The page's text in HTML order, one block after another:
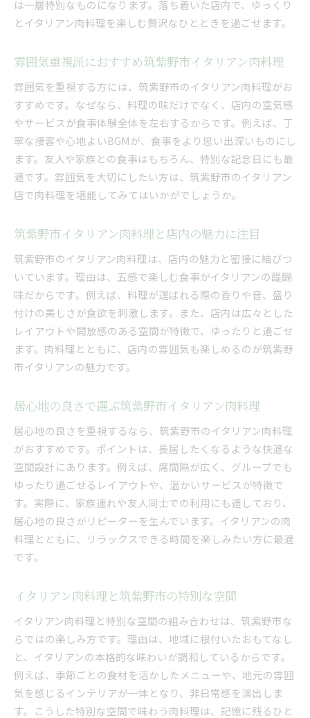
は一層特別なものになります。落ち着いた店内で、ゆっくり
とイタリアン肉料理を楽しむ贅沢なひとときを過ごせます。
雰囲気重視派におすすめ筑紫野市イタリアン肉料理
雰囲気を重視する方には、筑紫野市のイタリアン肉料理がお
すすめです。なぜなら、料理の味だけでなく、店内の空気感
やサービスが食事体験全体を左右するからです。例えば、丁
寧な接客や心地よいBGMが、食事をより思い出深いものにし
ます。友人や家族との食事はもちろん、特別な記念日にも最
適です。雰囲気を大切にしたい方は、筑紫野市のイタリアン
店で肉料理を堪能してみてはいかがでしょうか。
筑紫野市イタリアン肉料理と店内の魅力に注目
筑紫野市のイタリアン肉料理は、店内の魅力と密接に結びつ
いています。理由は、五感で楽しむ食事がイタリアンの醍醐
味だからです。例えば、料理が運ばれる際の香りや音、盛り
付けの美しさが食欲を刺激します。また、店内は広々とした
レイアウトや開放感のある空間が特徴で、ゆったりと過ごせ
ます。肉料理とともに、店内の雰囲気も楽しめるのが筑紫野
市イタリアンの魅力です。
居心地の良さで選ぶ筑紫野市イタリアン肉料理
居心地の良さを重視するなら、筑紫野市のイタリアン肉料理
がおすすめです。ポイントは、長居したくなるような快適な
空間設計にあります。例えば、席間隔が広く、グループでも
ゆったり過ごせるレイアウトや、温かいサービスが特徴で
す。実際に、家族連れや友人同士での利用にも適しており、
居心地の良さがリピーターを生んでいます。イタリアンの肉
料理とともに、リラックスできる時間を楽しみたい方に最適
です。
イタリアン肉料理と筑紫野市の特別な空間
イタリアン肉料理と特別な空間の組み合わせは、筑紫野市な
らではの楽しみ方です。理由は、地域に根付いたおもてなし
と、イタリアンの本格的な味わいが調和しているからです。
例えば、季節ごとの食材を活かしたメニューや、地元の雰囲
気を感じるインテリアが一体となり、非日常感を演出しま
す。こうした特別な空間で味わう肉料理は、記憶に残るひと